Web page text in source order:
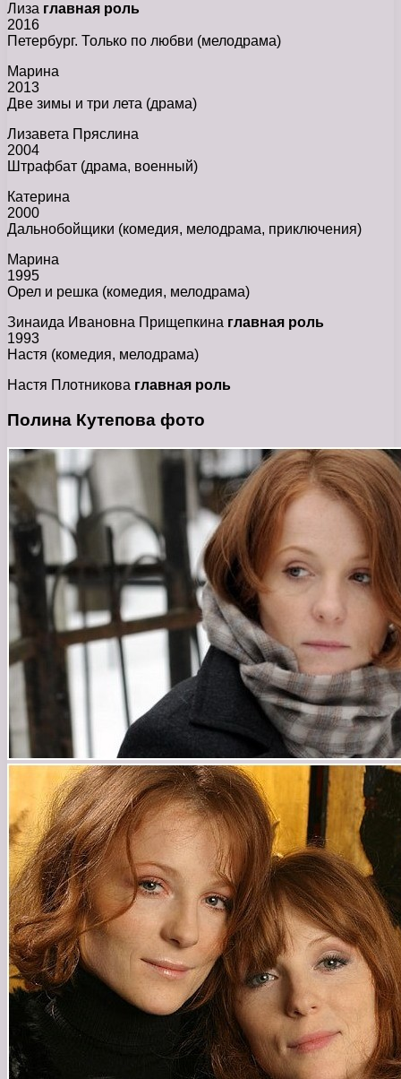
Лиза главная роль
2016
Петербург. Только по любви (мелодрама)
Марина
2013
Две зимы и три лета (драма)
Лизавета Пряслина
2004
Штрафбат (драма, военный)
Катерина
2000
Дальнобойщики (комедия, мелодрама, приключения)
Марина
1995
Орел и решка (комедия, мелодрама)
Зинаида Ивановна Прищепкина главная роль
1993
Настя (комедия, мелодрама)
Настя Плотникова главная роль
Полина Кутепова фото